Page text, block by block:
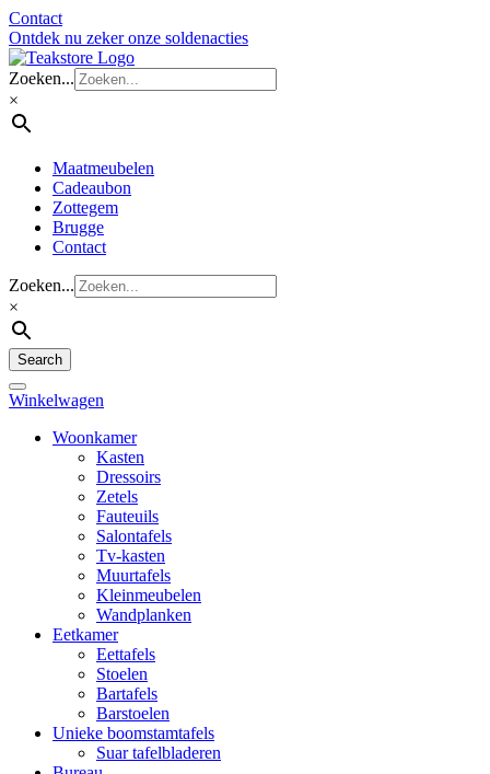
Contact
Ontdek nu zeker onze soldenacties
Zoeken...
×
Maatmeubelen
Cadeaubon
Zottegem
Brugge
Contact
Zoeken...
×
Search
Winkelwagen
Woonkamer
Kasten
Dressoirs
Zetels
Fauteuils
Salontafels
Tv-kasten
Muurtafels
Kleinmeubelen
Wandplanken
Eetkamer
Eettafels
Stoelen
Bartafels
Barstoelen
Unieke boomstamtafels
Suar tafelbladeren